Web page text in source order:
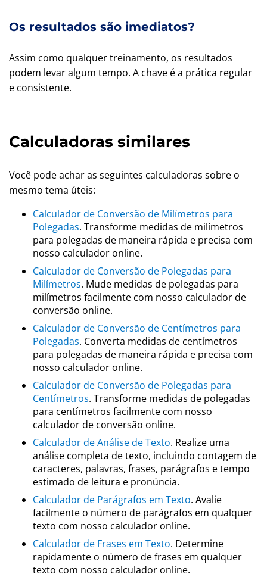
Os resultados são imediatos?
Assim como qualquer treinamento, os resultados
podem levar algum tempo. A chave é a prática regular
e consistente.
Calculadoras similares
Você pode achar as seguintes calculadoras sobre o
mesmo tema úteis:
Calculador de Conversão de Milímetros para
Polegadas. Transforme medidas de milímetros
para polegadas de maneira rápida e precisa com
nosso calculador online.
Calculador de Conversão de Polegadas para
Milímetros. Mude medidas de polegadas para
milímetros facilmente com nosso calculador de
conversão online.
Calculador de Conversão de Centímetros para
Polegadas. Converta medidas de centímetros
para polegadas de maneira rápida e precisa com
nosso calculador online.
Calculador de Conversão de Polegadas para
Centímetros. Transforme medidas de polegadas
para centímetros facilmente com nosso
calculador de conversão online.
Calculador de Análise de Texto. Realize uma
análise completa de texto, incluindo contagem de
caracteres, palavras, frases, parágrafos e tempo
estimado de leitura e pronúncia.
Calculador de Parágrafos em Texto. Avalie
facilmente o número de parágrafos em qualquer
texto com nosso calculador online.
Calculador de Frases em Texto. Determine
rapidamente o número de frases em qualquer
texto com nosso calculador online.